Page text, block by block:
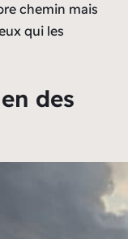
chemin mais
qui les
des